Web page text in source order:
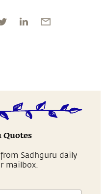
Quotes
Sadhguru daily
mailbox.